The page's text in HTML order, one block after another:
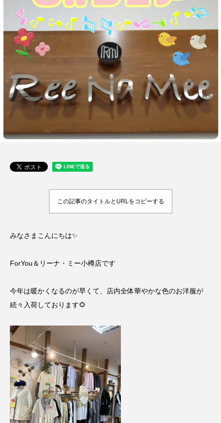
この記事のタイトルとURLをコピーする
みなさまこんにちは✨
ForYou＆リーナ・ミー小樽店です
今年は暖かくなるのが早くて、店内全体華やかな色のお洋服が
続々入荷しております🌻